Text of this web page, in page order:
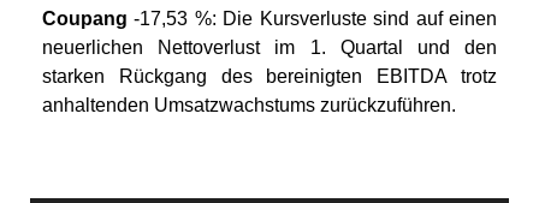
Coupang-17,53 %: Die Kursverluste sind auf einen
neuerlichen Nettoverlust im 1. Quartal und den
starken Rückgang des bereinigten EBITDA trotz
anhaltenden Umsatzwachstums zurückzuführen.